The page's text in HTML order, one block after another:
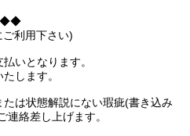
◆◆
利用下さい)
いとなります。
します。
は状態解説にない瑕疵(書き込み
絡差し上げます。